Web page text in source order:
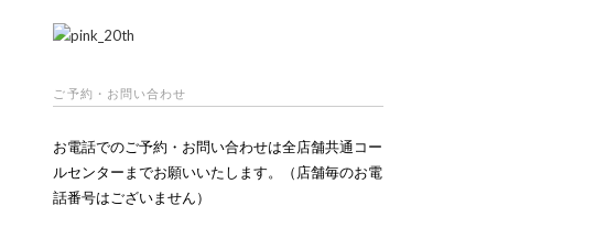
ご予約・お問い合わせ
お電話でのご予約・お問い合わせは全店舗共通コー
ルセンターまでお願いいたします。（店舗毎のお電
話番号はございません）